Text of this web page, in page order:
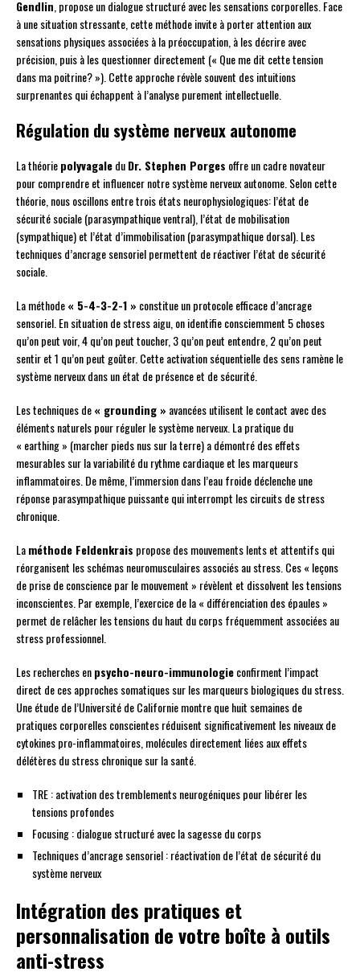
Gendlin, propose un dialogue structuré avec les sensations corporelles. Face
à une situation stressante, cette méthode invite à porter attention aux
sensations physiques associées à la préoccupation, à les décrire avec
précision, puis à les questionner directement (« Que me dit cette tension
dans ma poitrine? »). Cette approche révèle souvent des intuitions
surprenantes qui échappent à l’analyse purement intellectuelle.
Régulation du système nerveux autonome
La théoriepolyvagaleduDr. Stephen Porges offre un cadre novateur
pour comprendre et influencer notre système nerveux autonome. Selon cette
théorie, nous oscillons entre trois états neurophysiologiques: l’état de
sécurité sociale (parasympathique ventral), l’état de mobilisation
(sympathique) et l’état d’immobilisation (parasympathique dorsal). Les
techniques d’ancrage sensoriel permettent de réactiver l’état de sécurité
sociale.
La méthode« 5-4-3-2-1 » constitue un protocole efficace d’ancrage
sensoriel. En situation de stress aigu, on identifie consciemment 5 choses
qu’on peut voir, 4 qu’on peut toucher, 3 qu’on peut entendre, 2 qu’on peut
sentir et 1 qu’on peut goûter. Cette activation séquentielle des sens ramène le
système nerveux dans un état de présence et de sécurité.
Les techniques de« grounding » avancées utilisent le contact avec des
éléments naturels pour réguler le système nerveux. La pratique du
« earthing » (marcher pieds nus sur la terre) a démontré des effets
mesurables sur la variabilité du rythme cardiaque et les marqueurs
inflammatoires. De même, l’immersion dans l’eau froide déclenche une
réponse parasympathique puissante qui interrompt les circuits de stress
chronique.
Laméthode Feldenkrais propose des mouvements lents et attentifs qui
réorganisent les schémas neuromusculaires associés au stress. Ces « leçons
de prise de conscience par le mouvement » révèlent et dissolvent les tensions
inconscientes. Par exemple, l’exercice de la « différenciation des épaules »
permet de relâcher les tensions du haut du corps fréquemment associées au
stress professionnel.
Les recherches enpsycho-neuro-immunologieconfirment l’impact
direct de ces approches somatiques sur les marqueurs biologiques du stress.
Une étude de l’Université de Californie montre que huit semaines de
pratiques corporelles conscientes réduisent significativement les niveaux de
cytokines pro-inflammatoires, molécules directement liées aux effets
délétères du stress chronique sur la santé.
TRE : activation des tremblements neurogéniques pour libérer les
tensions profondes
Focusing : dialogue structuré avec la sagesse du corps
Techniques d’ancrage sensoriel : réactivation de l’état de sécurité du
système nerveux
Intégration des pratiques et
personnalisation de votre boîte à outils
anti-stress